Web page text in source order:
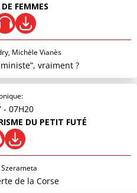
FEMMES
Michèle Vianès
vraiment ?
- 07H20
DU PETIT FUTÉ
de la Corse